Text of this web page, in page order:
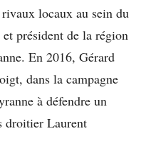
locaux au sein du
président de la région
En 2016, Gérard
dans la campagne
à défendre un
droitier Laurent